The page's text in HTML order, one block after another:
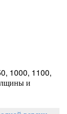
1000, 1100,
и